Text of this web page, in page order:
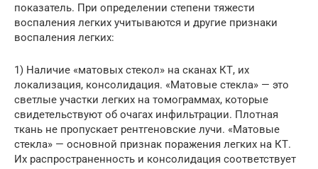
показатель. При определении степени тяжести
воспаления легких учитываются и другие признаки
воспаления легких:
1) Наличие «матовых стекол» на сканах КТ, их
локализация, консолидация. «Матовые стекла» — это
светлые участки легких на томограммах, которые
свидетельствуют об очагах инфильтрации. Плотная
ткань не пропускает рентгеновские лучи. «Матовые
стекла» — основной признак поражения легких на КТ.
Их распространенность и консолидация соответствует